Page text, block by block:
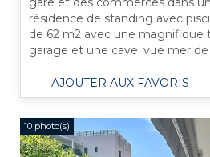
résidence de standing avec
de 62 m2 avec une magnifique
garage et une cave. vue mer de
AJOUTER AUX FAVORIS
10 photo(s)